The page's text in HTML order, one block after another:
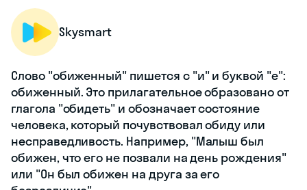
Skysmart
Слово "обиженный" пишется с "и" и буквой "е":
обиженный. Это прилагательное образовано от
глагола "обидеть" и обозначает состояние
человека, который почувствовал обиду или
несправедливость. Например, "Малыш был
обижен, что его не позвали на день рождения"
или "Он был обижен на друга за его